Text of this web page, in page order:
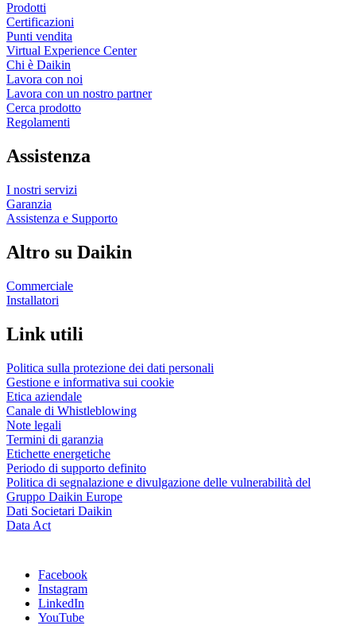
Prodotti
Certificazioni
Punti vendita
Virtual Experience Center
Chi è Daikin
Lavora con noi
Lavora con un nostro partner
Cerca prodotto
Regolamenti
Assistenza
I nostri servizi
Garanzia
Assistenza e Supporto
Altro su Daikin
Commerciale
Installatori
Link utili
Politica sulla protezione dei dati personali
Gestione e informativa sui cookie
Etica aziendale
Canale di Whistleblowing
Note legali
Termini di garanzia
Etichette energetiche
Periodo di supporto definito
Politica di segnalazione e divulgazione delle vulnerabilità del
Gruppo Daikin Europe
Dati Societari Daikin
Data Act
Facebook
Instagram
LinkedIn
YouTube